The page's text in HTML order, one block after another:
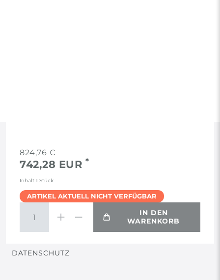
824,76 €
742,28 EUR *
Inhalt 1 Stück
ARTIKEL AKTUELL NICHT VERFÜGBAR
IN DEN
WARENKORB
RECHTLICHES
AGB
WIDERRUF
DATENSCHUTZ